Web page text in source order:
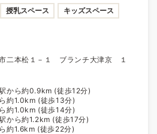
授乳スペース キッズスペース
二本松１－１ ブランチ大津京 １
から約0.9km (徒歩12分)
約1.0km (徒歩13分)
約1.0km (徒歩14分)
から約1.2km (徒歩17分)
約1.6km (徒歩22分)